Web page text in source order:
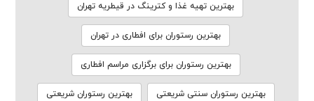
بهترین تهیه غذا و کترینگ در قیطریه تهران
بهترین رستوران برای افطاری در تهران
بهترین رستوران برای برگزاری مراسم افطاری
بهترین رستوران سنتی شریعتی بهترین رستوران شریعتی